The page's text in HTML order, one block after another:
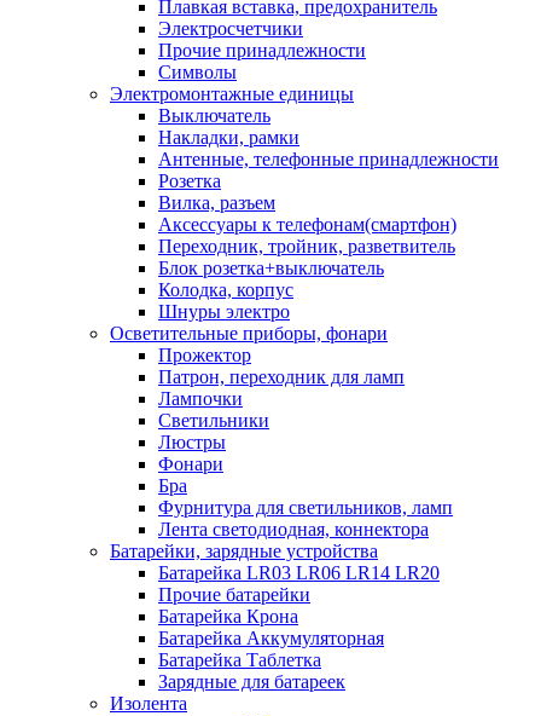
Плавкая вставка, предохранитель
Электросчетчики
Прочие принадлежности
Символы
Электромонтажные единицы
Выключатель
Накладки, рамки
Антенные, телефонные принадлежности
Розетка
Вилка, разъем
Аксессуары к телефонам(смартфон)
Переходник, тройник, разветвитель
Блок розетка+выключатель
Колодка, корпус
Шнуры электро
Осветительные приборы, фонари
Прожектор
Патрон, переходник для ламп
Лампочки
Светильники
Люстры
Фонари
Бра
Фурнитура для светильников, ламп
Лента светодиодная, коннектора
Батарейки, зарядные устройства
Батарейка LR03 LR06 LR14 LR20
Прочие батарейки
Батарейка Крона
Батарейка Аккумуляторная
Батарейка Таблетка
Зарядные для батареек
Изолента